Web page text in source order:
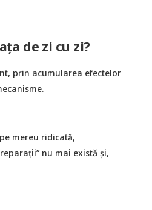
de zi cu zi?
prin acumularea efectelor
mereu ridicată,
nu mai există şi,